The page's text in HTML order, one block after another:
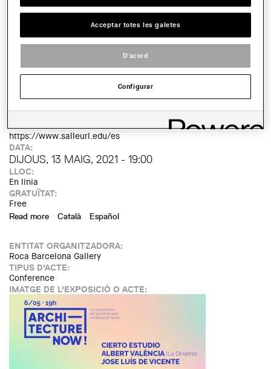
TIPUS D'ACTE:
IMATGE DE L'EXPOSICIÓ O ACTE:
LINK:
https://www.salleurl.edu/es
DATA:
DIJOUS, 13 MAIG, 2021 - 19:00
LLOC:
En línia
GRATUÏTAT:
Free
Read more about Marina Otero - The Coming South: Architecture
Català Español
ENTITAT ORGANITZADORA:
Roca Barcelona Gallery
TIPUS D'ACTE:
Conference
IMATGE DE L'EXPOSICIÓ O ACTE:
Acceptar totes les galetes
D'acord
Configurar